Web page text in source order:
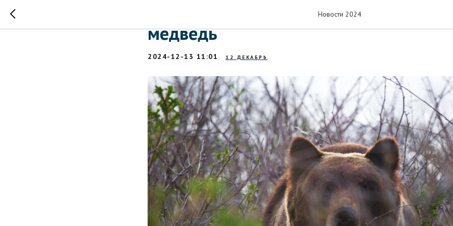
Новости 2024
В заповеднике «Курильский» живёт
медведь
2024-12-13 11:01 12 ДЕКАБРЬ